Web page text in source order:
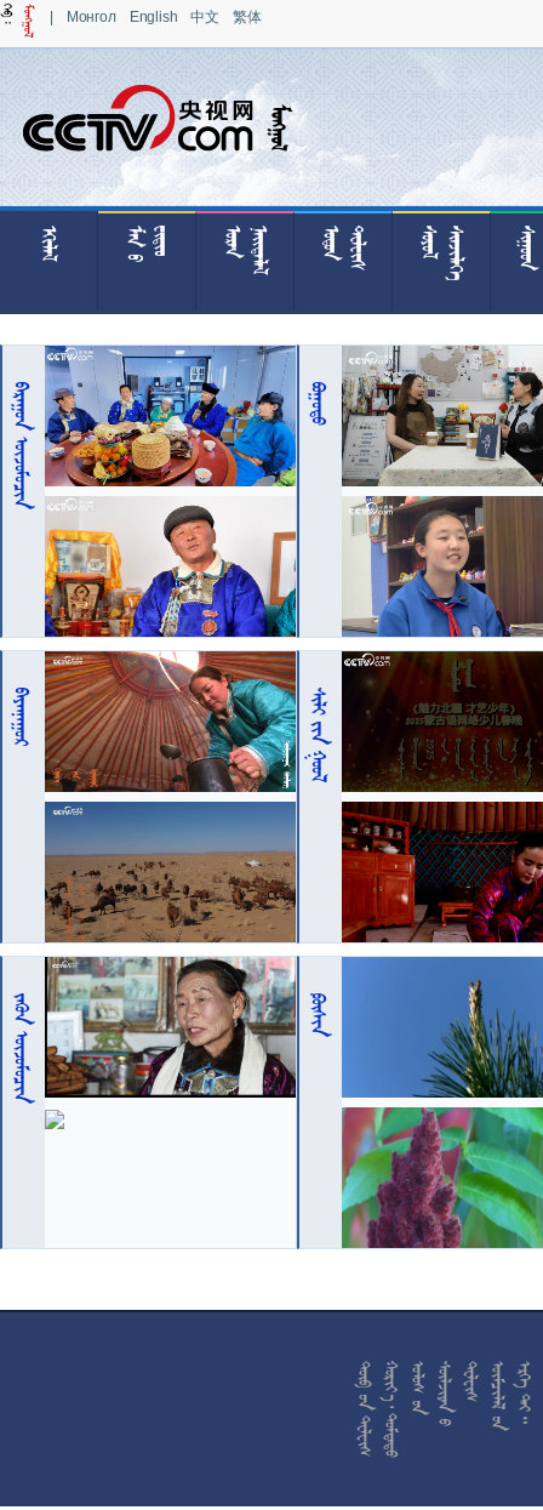
| Монгол English 中文 繁体
 







  









  







  











  















  
  
  










































































































